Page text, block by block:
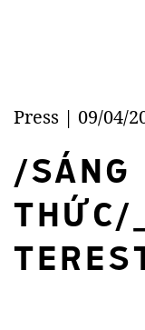
Press | 09/04/
/SÁNG
THỨC/